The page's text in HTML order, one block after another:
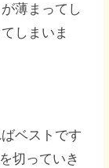
薄まってし
しまいま
ベストです
切っていき